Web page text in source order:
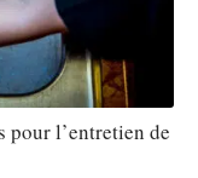
pour l’entretien de